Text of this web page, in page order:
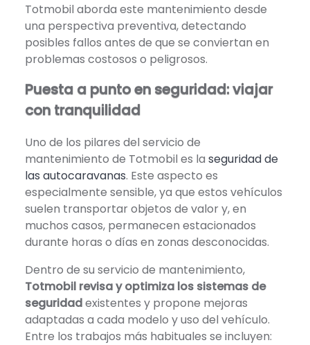
Totmobil aborda este mantenimiento desde
una perspectiva preventiva, detectando
posibles fallos antes de que se conviertan en
problemas costosos o peligrosos.
Puesta a punto en seguridad: viajar
con tranquilidad
Uno de los pilares del servicio de
mantenimiento de Totmobil es la seguridad de
las autocaravanas. Este aspecto es
especialmente sensible, ya que estos vehículos
suelen transportar objetos de valor y, en
muchos casos, permanecen estacionados
durante horas o días en zonas desconocidas.
Dentro de su servicio de mantenimiento,
Totmobil revisa y optimiza los sistemas de
seguridadexistentes y propone mejoras
adaptadas a cada modelo y uso del vehículo.
Entre los trabajos más habituales se incluyen: